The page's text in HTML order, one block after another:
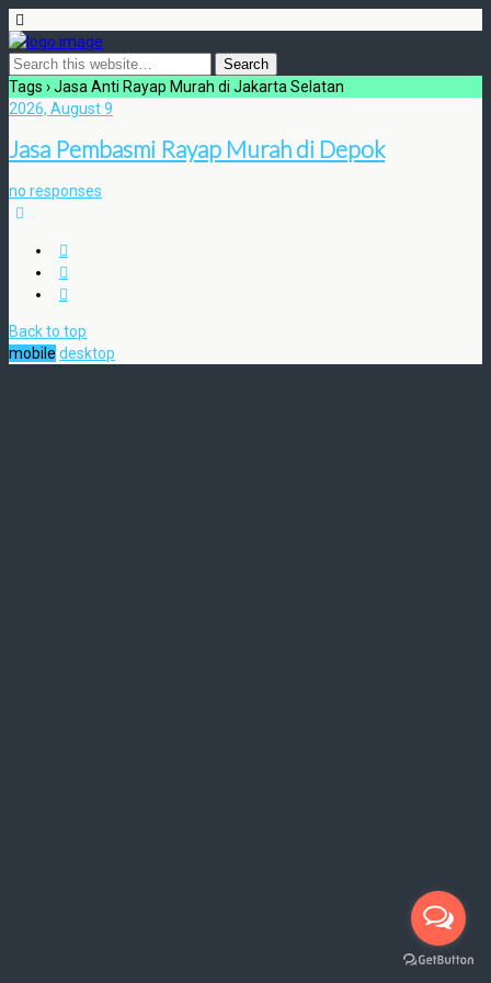
Tags › Jasa Anti Rayap Murah di Jakarta Selatan
2026, August 9
Jasa Pembasmi Rayap Murah di Depok
no responses
Back to top
mobile desktop